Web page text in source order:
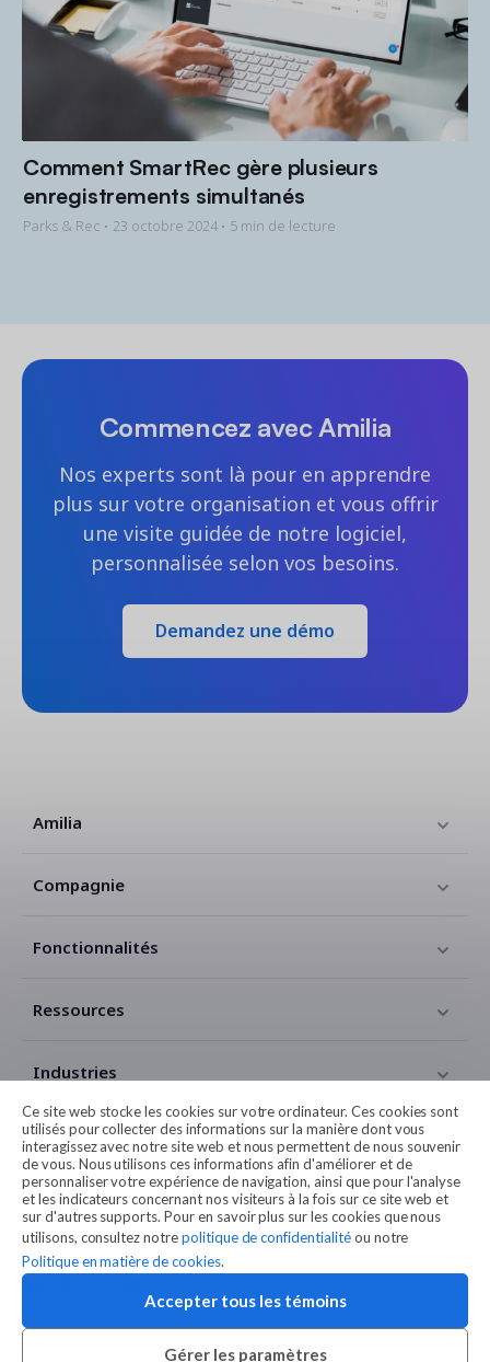
Ce site web stocke les cookies sur votre ordinateur. Ces cookies sont
utilisés pour collecter des informations sur la manière dont vous
interagissez avec notre site web et nous permettent de nous souvenir
de vous. Nous utilisons ces informations afin d'améliorer et de
personnaliser votre expérience de navigation, ainsi que pour l'analyse
et les indicateurs concernant nos visiteurs à la fois sur ce site web et
sur d'autres supports. Pour en savoir plus sur les cookies que nous
utilisons, consultez notrepolitique de confidentialitéou notre
Politique en matière de cookies.
Gérer les paramètres
Accepter tous les témoins
Comment SmartRec gère plusieurs
enregistrements simultanés
Parks & Rec • 23 octobre 2024 • 5 min de lecture
Commencez avec Amilia
Nos experts sont là pour en apprendre
plus sur votre organisation et vous offrir
une visite guidée de notre logiciel,
personnalisée selon vos besoins.
Demandez une démo
Amilia
Compagnie
Fonctionnalités
Ressources
Industries
Contact
Légales
© 2026 Entreprises Amilia Inc.
Fièrement conçu à Montréal